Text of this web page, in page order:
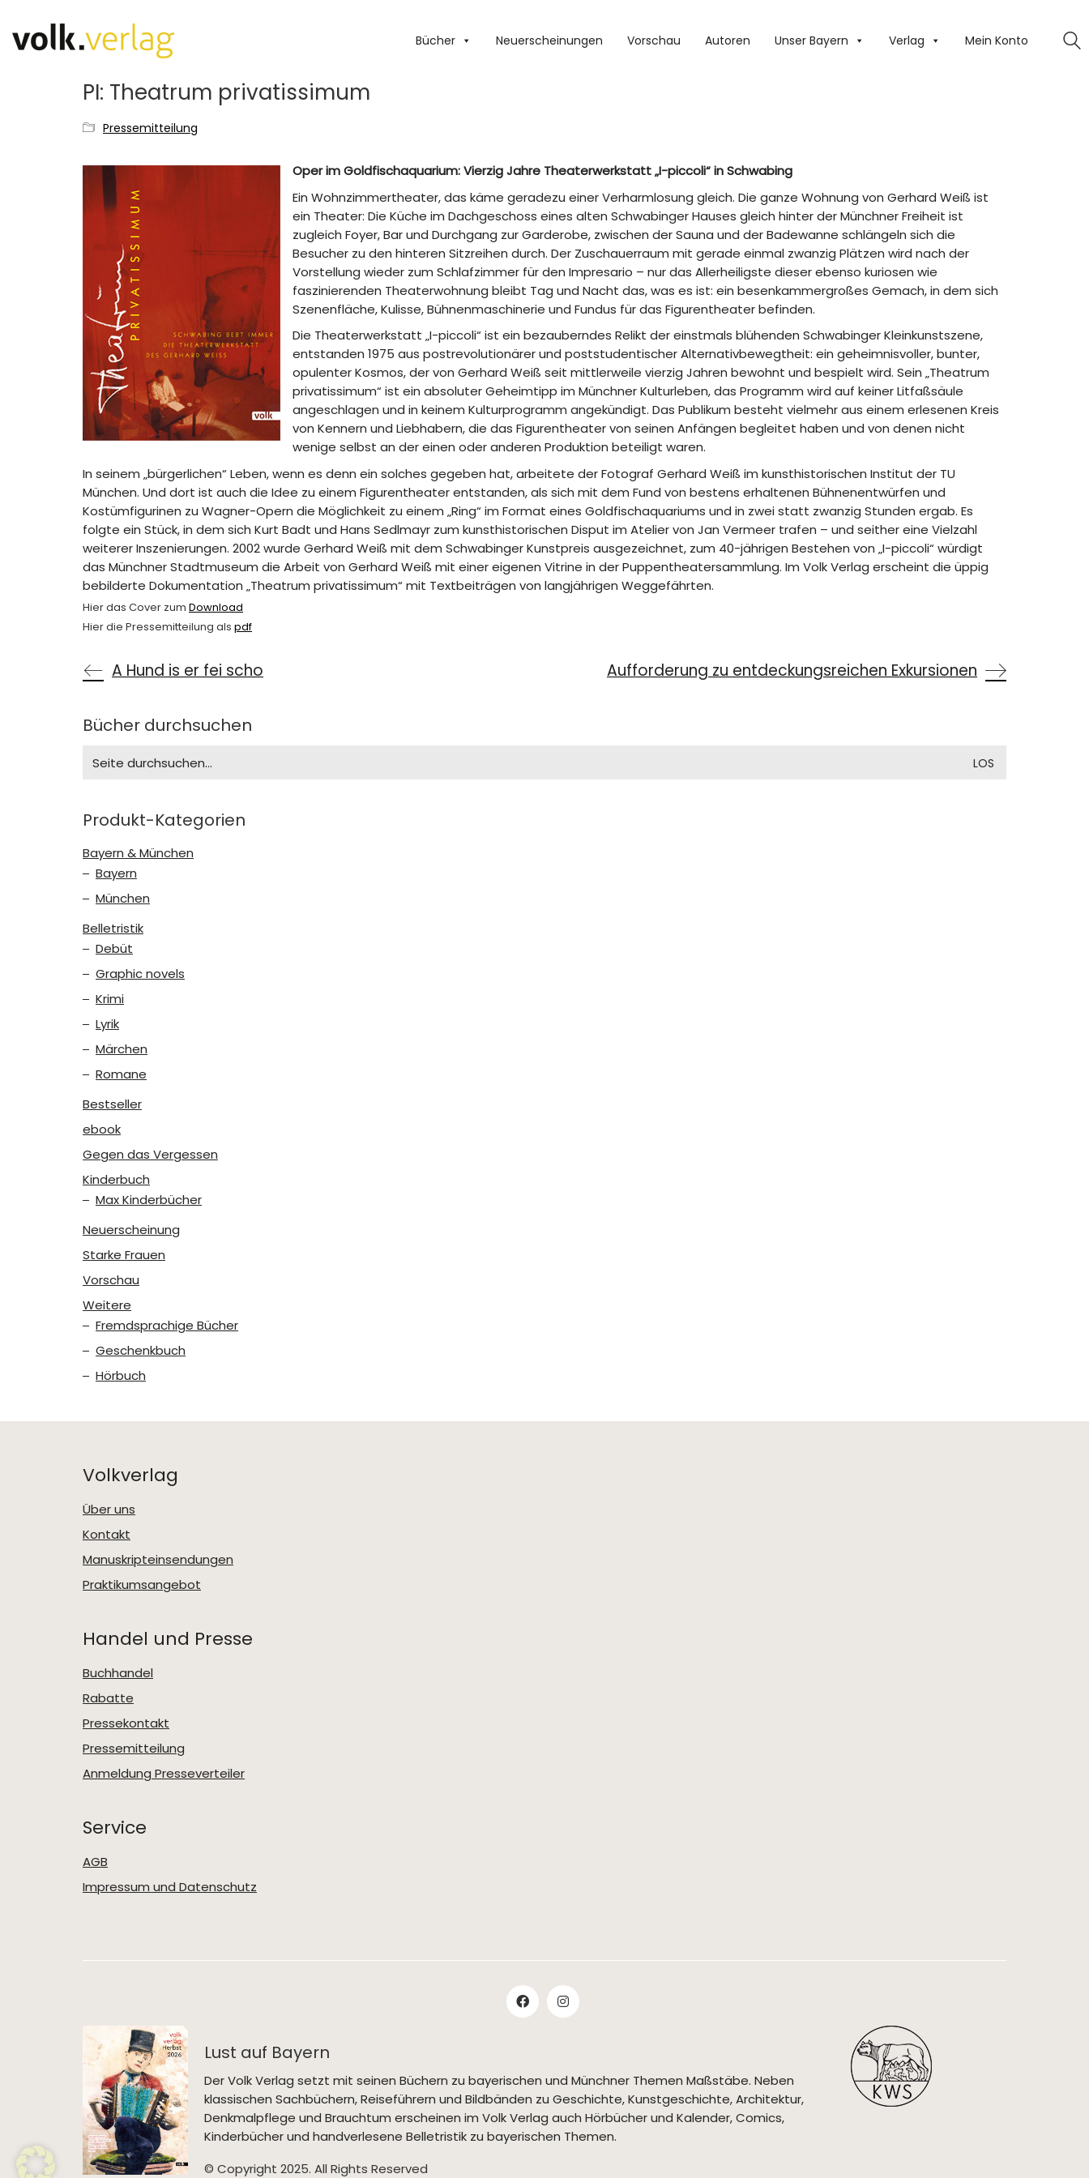
Bücher Neuerscheinungen Vorschau Autoren Unser Bayern Verlag Mein Konto
PI: Theatrum privatissimum
Pressemitteilung
Oper im Goldfischaquarium: Vierzig Jahre Theaterwerkstatt „I-piccoli“ in Schwabing
Ein Wohnzimmertheater, das käme geradezu einer Verharmlosung gleich. Die ganze Wohnung von Gerhard Weiß ist
ein Theater: Die Küche im Dachgeschoss eines alten Schwabinger Hauses gleich hinter der Münchner Freiheit ist
zugleich Foyer, Bar und Durchgang zur Garderobe, zwischen der Sauna und der Badewanne schlängeln sich die
Besucher zu den hinteren Sitzreihen durch. Der Zuschauerraum mit gerade einmal zwanzig Plätzen wird nach der
Vorstellung wieder zum Schlafzimmer für den Impresario – nur das Allerheiligste dieser ebenso kuriosen wie
faszinierenden Theaterwohnung bleibt Tag und Nacht das, was es ist: ein besenkammergroßes Gemach, in dem sich
Szenenfläche, Kulisse, Bühnenmaschinerie und Fundus für das Figurentheater befinden.
Die Theaterwerkstatt „I-piccoli“ ist ein bezauberndes Relikt der einstmals blühenden Schwabinger Kleinkunstszene,
entstanden 1975 aus postrevolutionärer und poststudentischer Alternativbewegtheit: ein geheimnisvoller, bunter,
opulenter Kosmos, der von Gerhard Weiß seit mittlerweile vierzig Jahren bewohnt und bespielt wird. Sein „Theatrum
privatissimum“ ist ein absoluter Geheimtipp im Münchner Kulturleben, das Programm wird auf keiner Litfaßsäule
angeschlagen und in keinem Kulturprogramm angekündigt. Das Publikum besteht vielmehr aus einem erlesenen Kreis
von Kennern und Liebhabern, die das Figurentheater von seinen Anfängen begleitet haben und von denen nicht
wenige selbst an der einen oder anderen Produktion beteiligt waren.
In seinem „bürgerlichen“ Leben, wenn es denn ein solches gegeben hat, arbeitete der Fotograf Gerhard Weiß im kunsthistorischen Institut der TU
München. Und dort ist auch die Idee zu einem Figurentheater entstanden, als sich mit dem Fund von bestens erhaltenen Bühnenentwürfen und
Kostümfigurinen zu Wagner-Opern die Möglichkeit zu einem „Ring“ im Format eines Goldfischaquariums und in zwei statt zwanzig Stunden ergab. Es
folgte ein Stück, in dem sich Kurt Badt und Hans Sedlmayr zum kunsthistorischen Disput im Atelier von Jan Vermeer trafen – und seither eine Vielzahl
weiterer Inszenierungen. 2002 wurde Gerhard Weiß mit dem Schwabinger Kunstpreis ausgezeichnet, zum 40-jährigen Bestehen von „I-piccoli“ würdigt
das Münchner Stadtmuseum die Arbeit von Gerhard Weiß mit einer eigenen Vitrine in der Puppentheatersammlung. Im Volk Verlag erscheint die üppig
bebilderte Dokumentation „Theatrum privatissimum“ mit Textbeiträgen von langjährigen Weggefährten.
Hier das Cover zum Download
Hier die Pressemitteilung als pdf
A Hund is er fei scho Aufforderung zu entdeckungsreichen Exkursionen
Bücher durchsuchen
for:
Produkt-Kategorien
Bayern & München
Bayern
München
Belletristik
Debüt
Graphic novels
Krimi
Lyrik
Märchen
Romane
Bestseller
ebook
Gegen das Vergessen
Kinderbuch
Max Kinderbücher
Neuerscheinung
Starke Frauen
Vorschau
Weitere
Fremdsprachige Bücher
Geschenkbuch
Hörbuch
Volkverlag
Über uns
Kontakt
Manuskripteinsendungen
Praktikumsangebot
Handel und Presse
Buchhandel
Rabatte
Pressekontakt
Pressemitteilung
Anmeldung Presseverteiler
Service
AGB
Impressum und Datenschutz
Lust auf Bayern
Der Volk Verlag setzt mit seinen Büchern zu bayerischen und Münchner Themen Maßstäbe. Neben
klassischen Sachbüchern, Reiseführern und Bildbänden zu Geschichte, Kunstgeschichte, Architektur,
Denkmalpflege und Brauchtum erscheinen im Volk Verlag auch Hörbücher und Kalender, Comics,
Kinderbücher und handverlesene Belletristik zu bayerischen Themen.
© Copyright 2025. All Rights Reserved